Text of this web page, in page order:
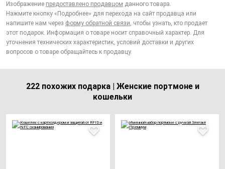
Изображение предоставлено продавцом данного товара.
Нажмите кнопку «Подробнее» для перехода на сайт продавца или
напишите нам через форму обратной связи, чтобы узнать, кто продает
этот подарок. Информация о товаре носит справочный характер. Для
уточнения технических характеристик, условий доставки и других
вопросов о товаре обращайтесь к продавцу.
222 похожих подарка | Женские портмоне и
кошельки